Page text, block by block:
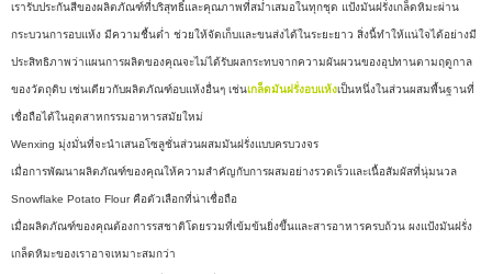
เรารับประกันสีของผลิตภัณฑ์ที่บริสุทธิ์และคุณภาพที่สม่ำเสมอในทุกชุด แป้งมันฝรั่งเกล็ดหิมะผ่าน
กระบวนการอบแห้ง มีความชื้นต่ำ ช่วยให้จัดเก็บและขนส่งได้ในระยะยาว สิ่งนี้ทำให้แน่ใจได้อย่างมี
ประสิทธิภาพว่าแผนการผลิตของคุณจะไม่ได้รับผลกระทบจากความผันผวนของอุปทานตามฤดูกาล
ของวัตถุดิบ เช่นเดียวกับผลิตภัณฑ์อบแห้งอื่นๆ เช่นเกล็ดมันฝรั่งอบแห้งเป็นหนึ่งในส่วนผสมพื้นฐานที่
เชื่อถือได้ในอุตสาหกรรมอาหารสมัยใหม่
Wenxing มุ่งมั่นที่จะนำเสนอโซลูชั่นส่วนผสมมันฝรั่งแบบครบวงจร
เมื่อการพัฒนาผลิตภัณฑ์ของคุณให้ความสำคัญกับการผสมอย่างรวดเร็วและเนื้อสัมผัสที่นุ่มนวล
Snowflake Potato Flour คือตัวเลือกที่น่าเชื่อถือ
เมื่อผลิตภัณฑ์ของคุณต้องการรสชาติโดยรวมที่เข้มข้นยิ่งขึ้นและสารอาหารครบถ้วน ผงแป้งมันฝรั่ง
เกล็ดหิมะของเราอาจเหมาะสมกว่า